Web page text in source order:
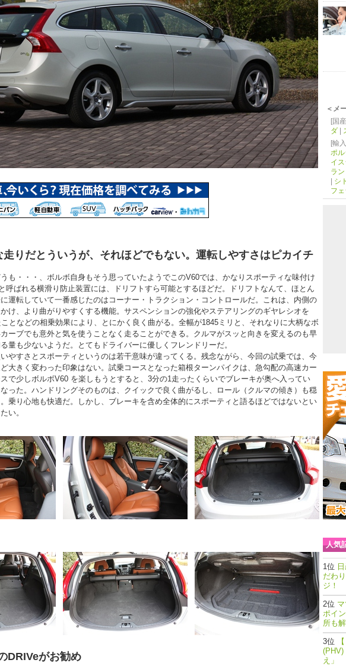
走りだとういうが、それほどでもない。運転しやすさはピカイチ
も・・・、ボルボ自身もそう思っていたようでこのV60では、かなりスポーティな味付け
呼ばれる横滑り防止装置には、ドリフトすら可能とするほどだ。ドリフトなんて、ほとん
運転していて一番感じたのはコーナー・トラクション・コントロールだ。これは、内側の
け、より曲がりやすくする機能。サスペンションの強化やステアリングのギヤレシオを
となどの相乗効果により、とにかく良く曲がる。全幅が1845ミリと、それなりに大柄なボ
ーブでも意外と気を使うことなく走ることができる。クルマがスッと向きを変えるのも早
量も少ないようだ。とてもドライバーに優しくフレンドリーだ。
やすさとスポーティというのは若干意味が違ってくる。残念ながら、今回の試乗では、今
大きく変わった印象はない。試乗コースとなった箱根ターンパイクは、急勾配の高速カー
で少しボルボV60 を楽しもうとすると、3分の1走ったくらいでブレーキが奥へ入ってい
った。ハンドリングそのものは、クイックで良く曲がるし、ロール（クルマの傾き）も穏
乗り心地も快適だ。しかし、ブレーキを含め全体的にスポーティと語るほどではないとい
い。
DRIVeがお勧め
＜メ
[国
ダ
[輸
ポ
イ
ラ
シ
フ
人気
だわ
ジ！
ポイ
所も
(PHV)
え」